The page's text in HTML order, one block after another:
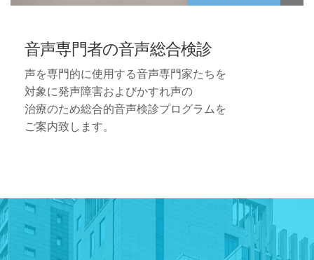
音声専門者の音声総合検診
声を専門的に使用する音声専門家たちを
対象に発声障害およびかすれ声の
治療のため総合的音声検診プログラムを
ご案内致します。